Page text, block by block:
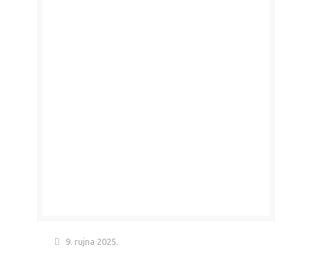
9. rujna 2025.